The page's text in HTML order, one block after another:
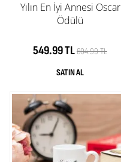
Yılın En İyi Annesi Oscar
Ödülü
549.99 TL604.99 TL